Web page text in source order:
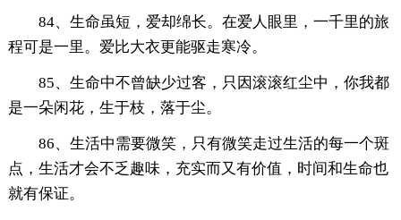
84、生命虽短，爱却绵长。在爱人眼里，一千里的旅
程可是一里。爱比大衣更能驱走寒冷。
85、生命中不曾缺少过客，只因滚滚红尘中，你我都
是一朵闲花，生于枝，落于尘。
86、生活中需要微笑，只有微笑走过生活的每一个斑
点，生活才会不乏趣味，充实而又有价值，时间和生命也
就有保证。